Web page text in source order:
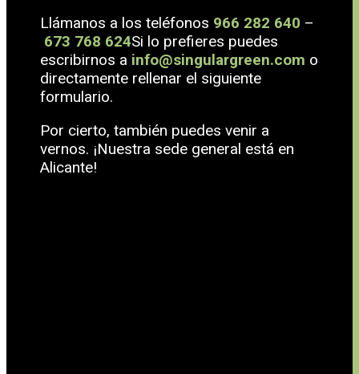
Llámanos a los teléfonos 966 282 640 –
673 768 624Si lo prefieres puedes
escribirnos a info@singulargreen.com o
directamente rellenar el siguiente
formulario.
Por cierto, también puedes venir a
vernos. ¡Nuestra sede general está en
Alicante!